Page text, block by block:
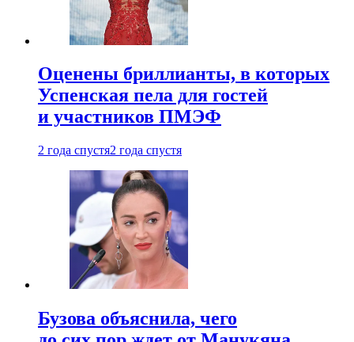
Оценены бриллианты, в которых
Успенская пела для гостей
и участников ПМЭФ
2 года спустя2 года спустя
Бузова объяснила, чего